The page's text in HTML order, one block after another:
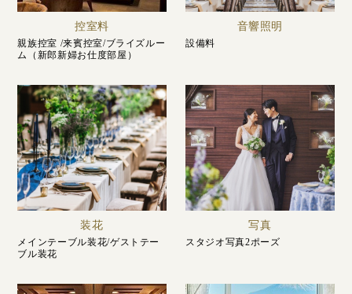
控室料
親族控室 /来賓控室/ブライズルー
ム（新郎新婦お仕度部屋）
音響照明
設備料
装花
メインテーブル装花/ゲストテー
ブル装花
写真
スタジオ写真2ポーズ